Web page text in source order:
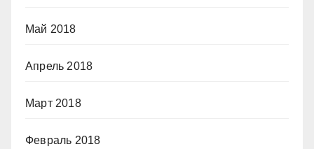
Май 2018
Апрель 2018
Март 2018
Февраль 2018